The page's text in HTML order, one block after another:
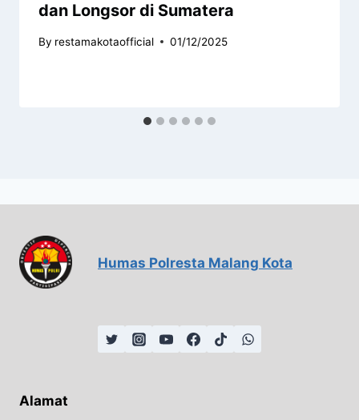
dan Longsor di Sumatera
By restamakotaofficial 01/12/2025
Humas Polresta Malang Kota
Alamat